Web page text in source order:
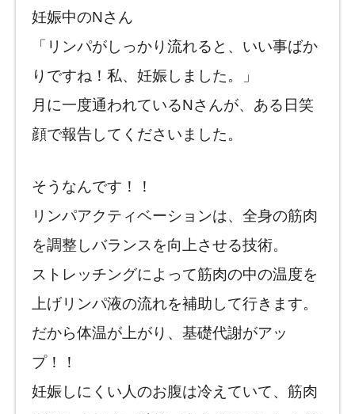
妊娠中のNさん
「リンパがしっかり流れると、いい事ばか
りですね！私、妊娠しました。」
月に一度通われているNさんが、ある日笑
顔で報告してくださいました。
そうなんです！！
リンパアクティベーションは、全身の筋肉
を調整しバランスを向上させる技術。
ストレッチングによって筋肉の中の温度を
上げリンパ液の流れを補助して行きます。
だから体温が上がり、基礎代謝がアッ
プ！！
妊娠しにくい人のお腹は冷えていて、筋肉